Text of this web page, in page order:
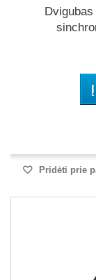
Pridėti prie